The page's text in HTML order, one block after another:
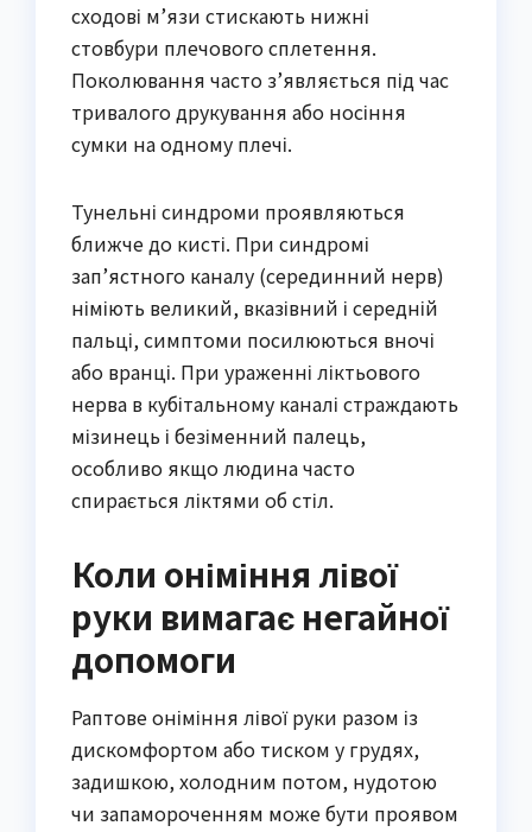
сходові м’язи стискають нижні
стовбури плечового сплетення.
Поколювання часто з’являється під час
тривалого друкування або носіння
сумки на одному плечі.
Тунельні синдроми проявляються
ближче до кисті. При синдромі
зап’ястного каналу (серединний нерв)
німіють великий, вказівний і середній
пальці, симптоми посилюються вночі
або вранці. При ураженні ліктьового
нерва в кубітальному каналі страждають
мізинець і безіменний палець,
особливо якщо людина часто
спирається ліктями об стіл.
Коли оніміння лівої
руки вимагає негайної
допомоги
Раптове оніміння лівої руки разом із
дискомфортом або тиском у грудях,
задишкою, холодним потом, нудотою
чи запамороченням може бути проявом